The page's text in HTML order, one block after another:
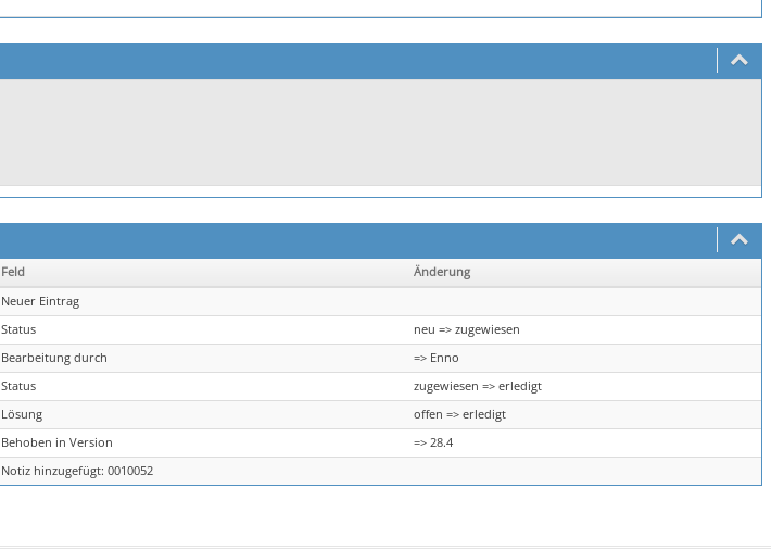
Feld
Änderung
Neuer Eintrag
Status
neu => zugewiesen
Bearbeitung durch
=> Enno
Status
zugewiesen => erledigt
Lösung
offen => erledigt
Behoben in Version
=> 28.4
Notiz hinzugefügt: 0010052